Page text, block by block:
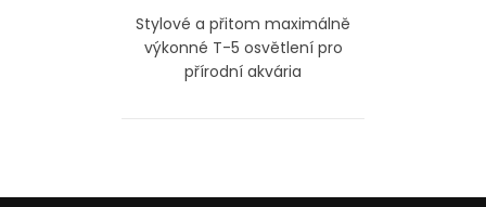
Stylové a přitom maximálně
výkonné T-5 osvětlení pro
přírodní akvária